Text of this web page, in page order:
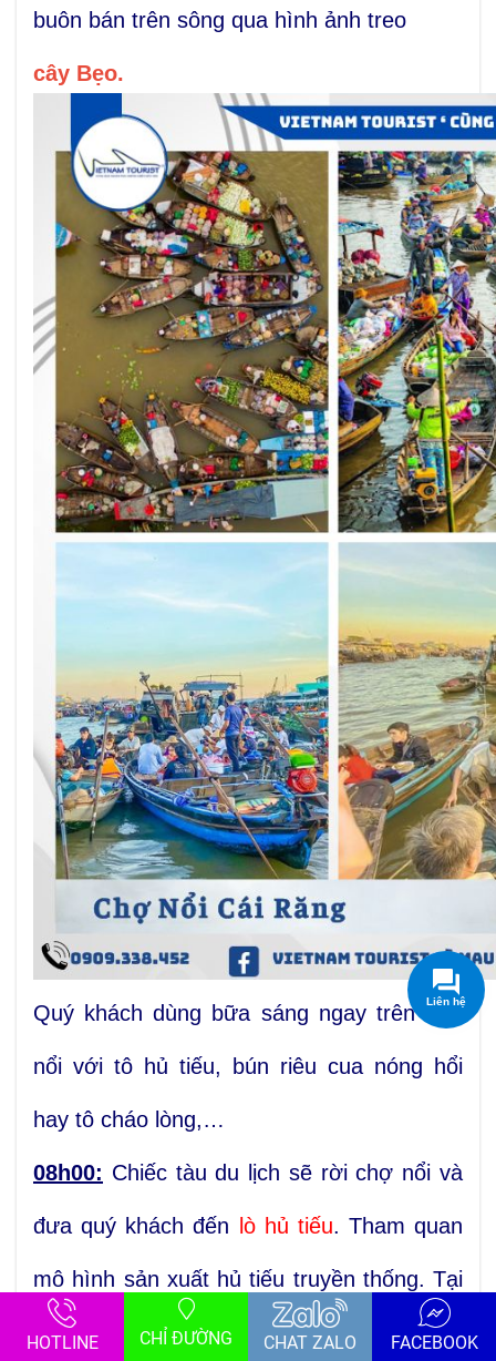
buôn bán trên sông qua hình ảnh treo
cây Bẹo.
Quý khách dùng bữa sáng ngay trên chợ
nổi với tô hủ tiếu, bún riêu cua nóng hổi
hay tô cháo lòng,…
08h00: Chiếc tàu du lịch sẽ rời chợ nổi và
đưa quý khách đến lò hủ tiếu. Tham quan
mô hình sản xuất hủ tiếu truyền thống. Tại
đây còn nổi tiếng với món bánh Pizza được
HOTLINE CHỈ ĐƯỜNG CHAT ZALO FACEBOOK